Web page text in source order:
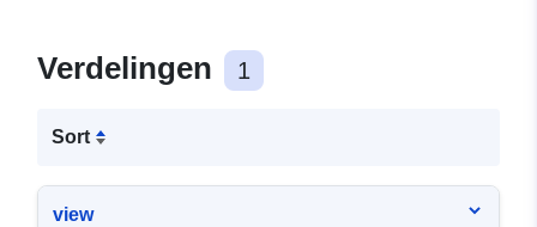
Verdelingen 1
Sort
view